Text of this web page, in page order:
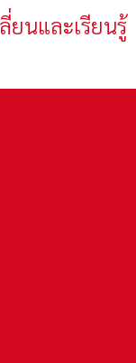
ยนและเรียนรู้